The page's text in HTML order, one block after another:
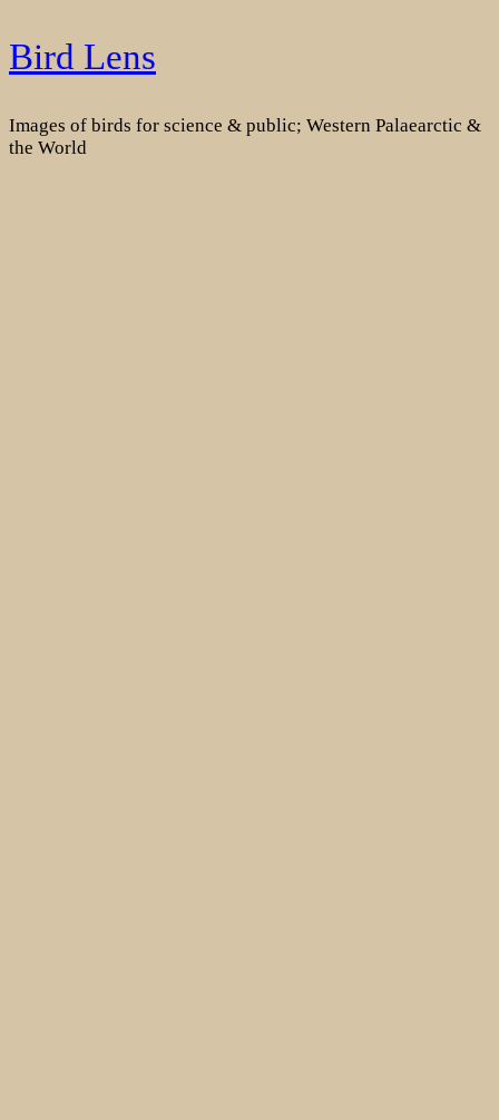
Skip
to
Bird Lens
Images of birds for science & public; Western Palaearctic &
the World